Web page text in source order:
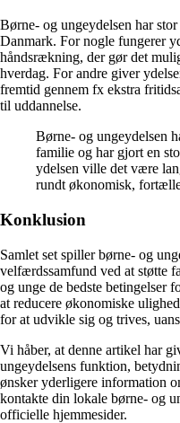
Børne- og ungeydelsen har
Danmark. For nogle fungerer
håndsrækning, der gør det
hverdag. For andre giver
fremtid gennem fx ekstra
til uddannelse.
Børne- og ungeydelsen
familie og har gjort en
ydelsen ville det være
rundt økonomisk,
Konklusion
Samlet set spiller børne- og
velfærdssamfund ved at støtte
og unge de bedste betingelser
at reducere økonomiske
for at udvikle sig og trives,
Vi håber, at denne artikel har
ungeydelsens funktion,
ønsker yderligere information
kontakte din lokale børne- og
officielle hjemmesider.